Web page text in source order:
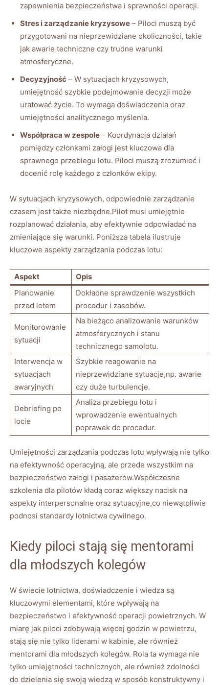
zapewnienia bezpieczeństwa i sprawności operacji.
Stres i zarządzanie kryzysowe – Piloci muszą być
przygotowani na nieprzewidziane okoliczności, takie
jak awarie techniczne czy trudne warunki
atmosferyczne.
Decyzyjność – W sytuacjach kryzysowych,
umiejętność szybkie podejmowanie decyzji może
uratować życie. To wymaga doświadczenia oraz
umiejętności analitycznego myślenia.
Współpraca w zespole – Koordynacja działań
pomiędzy członkami załogi jest kluczowa dla
sprawnego przebiegu lotu. Piloci muszą zrozumieć i
docenić rolę każdego z członków ekipy.
W sytuacjach kryzysowych, odpowiednie zarządzanie
czasem jest także niezbędne.Pilot musi umiejętnie
rozplanować działania, aby efektywnie odpowiadać na
zmieniające się warunki. Poniższa tabela ilustruje
kluczowe aspekty zarządzania podczas lotu:
Aspekt
Opis
Planowanie
przed lotem
Dokładne sprawdzenie wszystkich
procedur i zasobów.
Monitorowanie
sytuacji
Na bieżąco analizowanie warunków
atmosferycznych i stanu
technicznego samolotu.
Interwencja w
sytuacjach
awaryjnych
Szybkie reagowanie na
nieprzewidziane sytuacje,np. awarie
czy duże turbulencje.
Debriefing po
locie
Analiza przebiegu lotu i
wprowadzenie ewentualnych
poprawek do procedur.
Umiejętności zarządzania podczas lotu wpływają nie tylko
na efektywność operacyjną, ale przede wszystkim na
bezpieczeństwo załogi i pasażerów.Współczesne
szkolenia dla pilotów kładą coraz większy nacisk na
aspekty interpersonalne oraz sytuacyjne,co niewątpliwie
podnosi standardy lotnictwa cywilnego.
Kiedy piloci stają się mentorami
dla młodszych kolegów
W świecie lotnictwa, doświadczenie i wiedza są
kluczowymi elementami, które wpływają na
bezpieczeństwo i efektywność operacji powietrznych. W
miarę jak piloci zdobywają więcej godzin w powietrzu,
stają się nie tylko liderami w kabinie, ale również
mentorami dla młodszych kolegów. Rola ta wymaga nie
tylko umiejętności technicznych, ale również zdolności
do dzielenia się swoją wiedzą w sposób konstruktywny i